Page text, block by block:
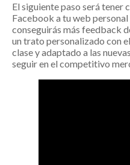
El siguiente paso será tener
Facebook a tu web
conseguirás más feedback
un trato personalizado con
clase y adaptado a las
seguir en el competitivo